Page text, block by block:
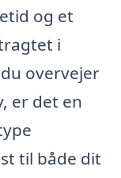
og et
i
overvejer
er det en
til både dit